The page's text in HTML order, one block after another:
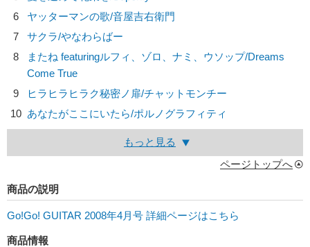
6
ヤッターマンの歌/音屋吉右衛門
7
サクラ/やなわらばー
8
またね featuringルフィ、ゾロ、ナミ、ウソップ/Dreams
Come True
9
ヒラヒラヒラク秘密ノ扉/チャットモンチー
10 あなたがここにいたら/ポルノグラフィティ
もっと見る
ページトップへ
商品の説明
Go!Go! GUITAR 2008年4月号 詳細ページはこちら
商品情報